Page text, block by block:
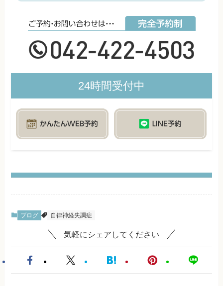
24時間受付中
ブログ 自律神経失調症
気軽にシェアしてください